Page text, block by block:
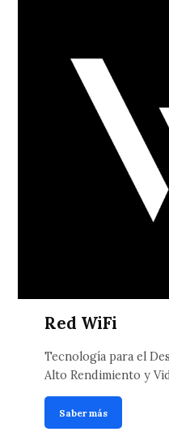
Red WiFi
Tecnología para el
Alto Rendimiento y
Saber más